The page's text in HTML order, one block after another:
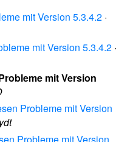
mit Version 5.3.4.2 ·
mit Version 5.3.4.2 ·
mit Version
Probleme mit Version
Probleme mit Version